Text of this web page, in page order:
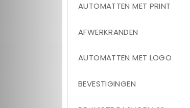
AUTOMATTEN MET PRINT
AFWERKRANDEN
AUTOMATTEN MET LOGO
BEVESTIGINGEN